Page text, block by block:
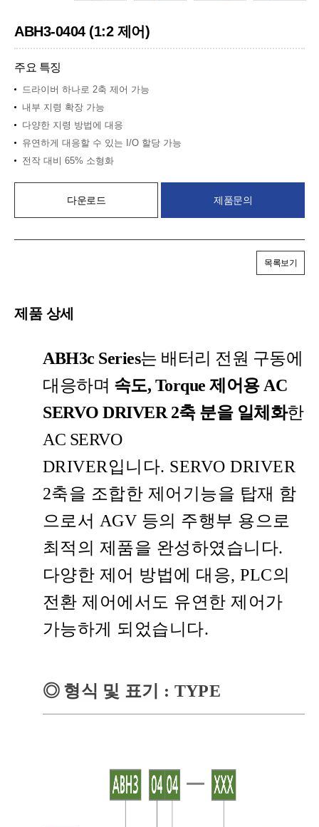
ABH3-0404 (1:2 제어)
주요 특징
드라이버 하나로 2축 제어 가능
내부 지령 확장 가능
다양한 지령 방법에 대응
유연하게 대응할 수 있는 I/O 할당 가능
전작 대비 65% 소형화
다운로드 제품문의
목록보기
제품 상세
ABH3c Series는 배터리 전원 구동에
대응하며 속도, Torque 제어용 AC
SERVO DRIVER 2축 분을 일체화한
AC SERVO
DRIVER입니다. SERVO DRIVER
2축을 조합한 제어기능을 탑재 함
으로서 AGV 등의 주행부 용으로
최적의 제품을 완성하였습니다.
다양한 제어 방법에 대응, PLC의
전환 제어에서도 유연한 제어가
가능하게 되었습니다.
◎ 형식 및 표기 : TYPE